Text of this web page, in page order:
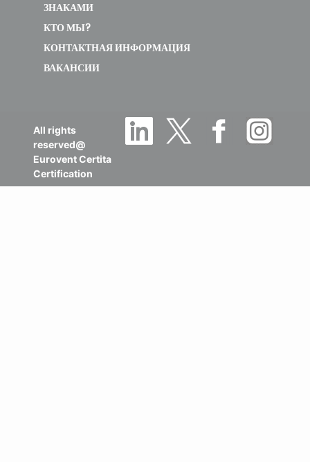
ЗНАКАМИ
КТО МЫ?
КОНТАКТНАЯ ИНФОРМАЦИЯ
ВАКАНСИИ
All rights
reserved@
Eurovent Certita
Certification